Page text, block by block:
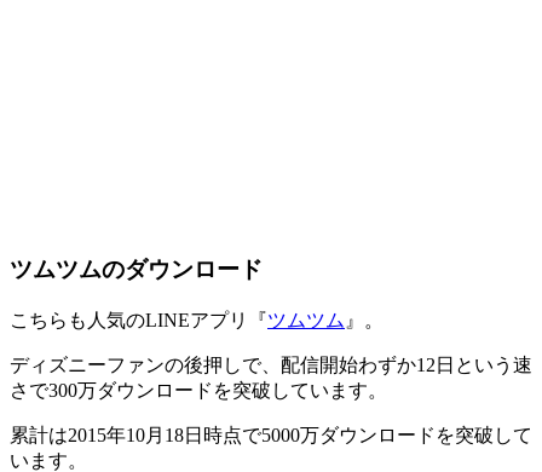
ツムツムのダウンロード
こちらも人気のLINEアプリ『ツムツム 』。
ディズニーファンの後押しで、配信開始わずか12日という速
さで300万ダウンロードを突破しています。
累計は2015年10月18日時点で5000万ダウンロードを突破して
います。